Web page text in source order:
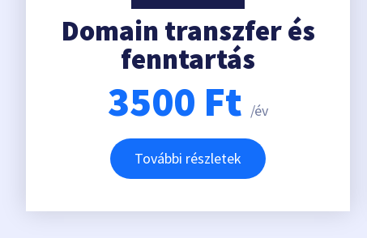
Domain transzfer és
fenntartás
3500 Ft /év
További részletek